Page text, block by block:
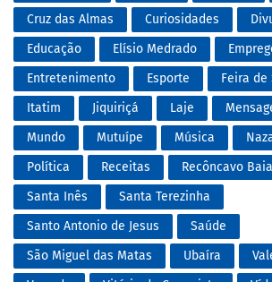
Cruz das Almas
Curiosidades
Educação
Elísio Medrado
Entretenimento
Esporte
Feira de
Itatim
Jiquiriçá Laje
Mundo
Mutuípe Música
Política
Receitas Recôncavo
Santa Inês
Santa Terezinha
Santo Antonio de Jesus
Saúde
São Miguel das Matas
Ubaíra